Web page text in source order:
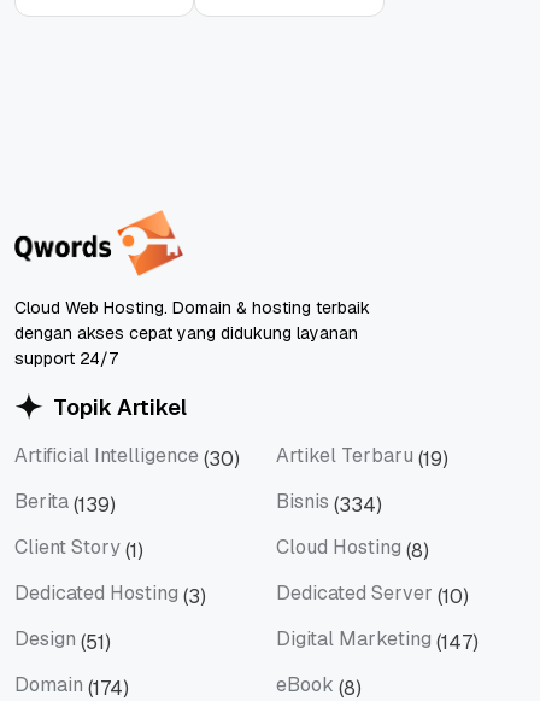
Cloud Web Hosting. Domain & hosting terbaik
dengan akses cepat yang didukung layanan
support 24/7
Topik Artikel
Artificial Intelligence (30) Artikel Terbaru (19)
Berita(139) Bisnis (334)
Client Story(1) Cloud Hosting (8)
Dedicated Hosting (3) Dedicated Server (10)
Design (51) Digital Marketing (147)
Domain (174) eBook (8)